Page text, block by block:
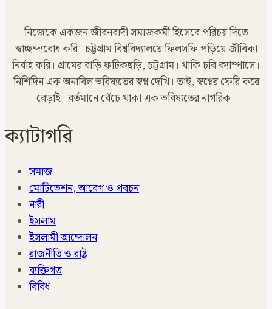
নিজেকে একজন জীবনবাদী সমাজকর্মী হিসেবে পরিচয় দিতে
স্বাচ্ছন্দ্যবোধ করি। চট্টগ্রাম বিশ্ববিদ্যালয়ে ফিলসফি পড়িয়ে জীবিকা
নির্বাহ করি। গ্রামের বাড়ি ফটিকছড়ি, চট্টগ্রাম। থাকি চবি ক্যাম্পাসে।
নিশিদিন এক অনাবিল ভবিষ্যতের স্বপ্ন দেখি। তাই, স্বপ্নের ফেরি করে
বেড়াই। বর্তমানে বেঁচে থাকা এক ভবিষ্যতের নাগরিক।
ক্যাটাগরি
সমাজ
মোটিভেশন, আবেগ ও প্রবচন
নারী
ইসলাম
ইসলামী আন্দোলন
রাজনীতি ও রাষ্ট্র
ব্যক্তিগত
বিবিধ